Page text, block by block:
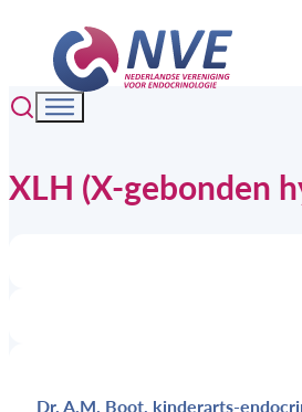
XLH (X-gebonden
Dr. A.M. Boot, kinderarts-